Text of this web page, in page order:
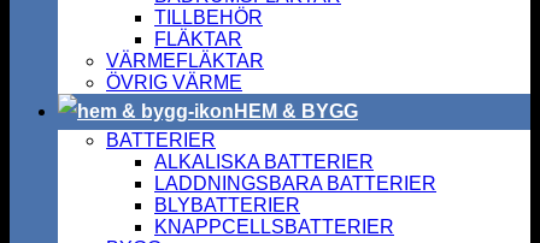
TILLBEHÖR
FLÄKTAR
VÄRMEFLÄKTAR
ÖVRIG VÄRME
HEM & BYGG
BATTERIER
ALKALISKA BATTERIER
LADDNINGSBARA BATTERIER
BLYBATTERIER
KNAPPCELLSBATTERIER